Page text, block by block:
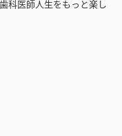
科医師人生をもっと楽し